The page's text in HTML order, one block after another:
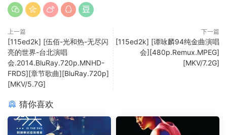
上一篇
[115ed2k] [伍佰-光和热-无尽闪
亮的世界-台北演唱
会.2014.BluRay.720p.MNHD-
FRDS][章节歌曲][BluRay.720p]
[MKV/5.7G]
下一篇
[115ed2k] [谭咏麟94纯金曲演唱
会][480p.Remux.MPEG]
[MKV/7.2G]
猜你喜欢